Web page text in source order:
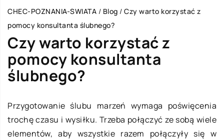
CHEC-POZNANIA-SWIATA / Blog / Czy warto korzystać z
pomocy konsultanta ślubnego?
Czy warto korzystać z
pomocy konsultanta
ślubnego?
Przygotowanie ślubu marzeń wymaga poświęcenia
trochę czasu i wysiłku. Trzeba połączyć ze sobą wiele
elementów, aby wszystkie razem połączyły się w